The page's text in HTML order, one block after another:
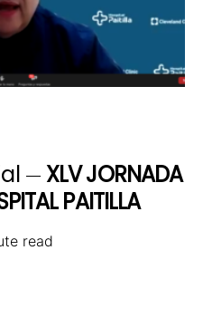
XLV JORNADA
PAITILLA
read